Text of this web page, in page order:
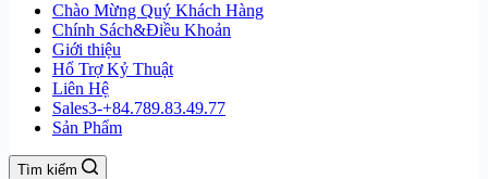
Chào Mừng Quý Khách Hàng
Chính Sách&Điều Khoản
Giới thiệu
Hổ Trợ Kỷ Thuật
Liên Hệ
Sales3-+84.789.83.49.77
Sản Phẩm
Tìm kiếm